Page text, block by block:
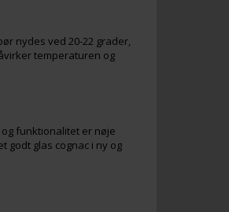
nydes ved 20-22 grader,
temperaturen og
funktionalitet er nøje
glas cognac i ny og